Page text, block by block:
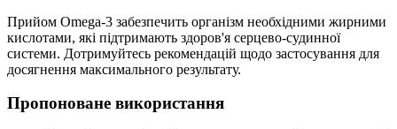
Прийом Omega-3 забезпечить організм необхідними жирними
кислотами, які підтримають здоров'я серцево-судинної
системи. Дотримуйтесь рекомендацій щодо застосування для
досягнення максимального результату.
Пропоноване використання